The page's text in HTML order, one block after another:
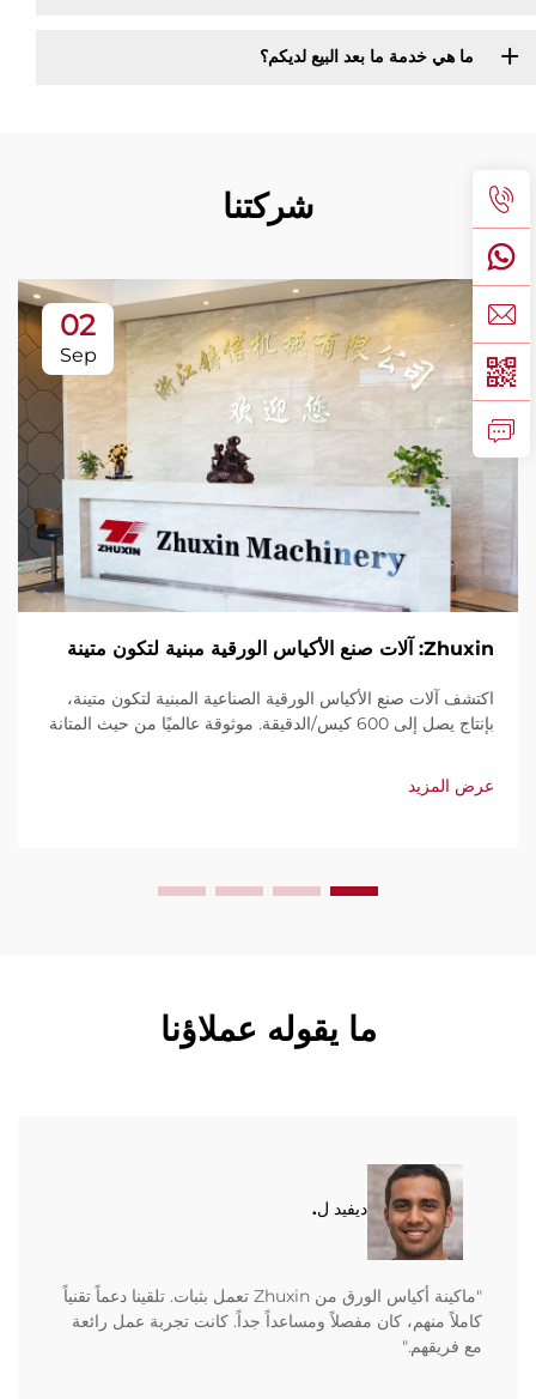
ما هي خدمة ما بعد البيع لديكم؟
شركتنا
02
Sep
Zhuxin: آلات صنع الأكياس الورقية مبنية لتكون متينة
اكتشف آلات صنع الأكياس الورقية الصناعية المبنية لتكون متينة،
بإنتاج يصل إلى 600 كيس/الدقيقة. موثوقة عالميًا من حيث المتانة
وخدمة سريعة. اطلب عرض سعر اليوم.
عرض المزيد
ما يقوله عملاؤنا
ديفيد ل.
"ماكينة أكياس الورق من Zhuxin تعمل بثبات. تلقينا دعماً تقنياً
كاملاً منهم، كان مفصلاً ومساعداً جداً. كانت تجربة عمل رائعة
مع فريقهم."